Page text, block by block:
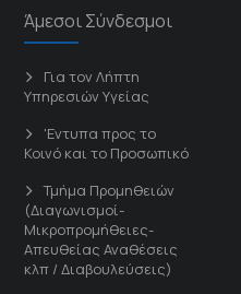
Άμεσοι Σύνδεσμοι
Για τον Λήπτη
Υπηρεσιών Υγείας
'Εντυπα προς το
Κοινό και το Προσωπικό
Τμήμα Προμηθειών
(Διαγωνισμοί-
Μικροπρομήθειες-
Απευθείας Αναθέσεις
κλπ / Διαβουλεύσεις)